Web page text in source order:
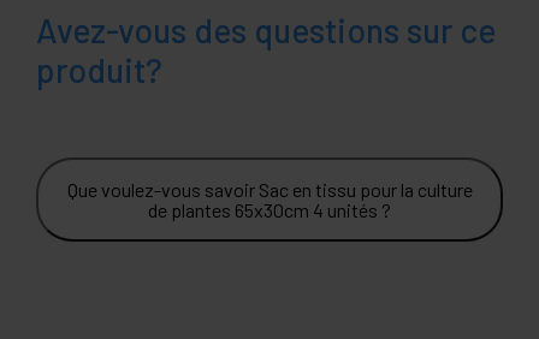
Avez-vous des questions sur ce
produit?
Que voulez-vous savoir Sac en tissu pour la culture
de plantes 65x30cm 4 unités ?